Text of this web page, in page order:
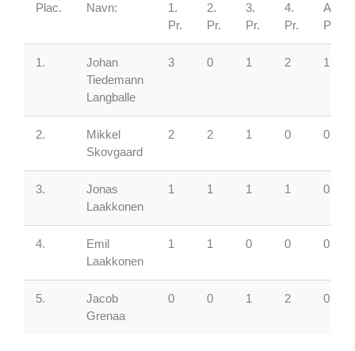
Plac. Navn:
1.
Pr.
2.
Pr.
3.
Pr.
4.
Pr.
Andre
Pr.
1.
Johan
Tiedemann
Langballe
3 0 1 2 1
2.
Mikkel
Skovgaard
2 2 1 0 0
3.
Jonas
Laakkonen
1 1 1 1 0
4.
Emil
Laakkonen
1 1 0 0 0
5.
Jacob
Grenaa
0 0 1 2 0